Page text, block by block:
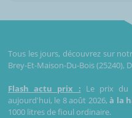
Tous les jours, découvrez sur
Brey-Et-Maison-Du-Bois (25240),
Flash actu prix : Le prix du
aujourd'hui, le 8 août 2026,à la
1000 litres de fioul ordinaire.